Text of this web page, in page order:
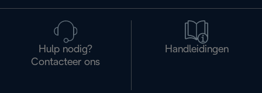
Hulp nodig?
Contacteer ons
Handleidingen